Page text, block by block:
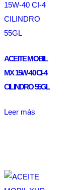
ACEITE MOBIL
MX 15W-40 CI-4
CILINDRO 55GL
Leer más